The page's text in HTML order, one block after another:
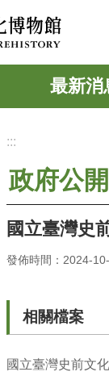
最新消
:::
政府公
國立臺灣史
發佈時間：2024-
相關檔案
國立臺灣史前文